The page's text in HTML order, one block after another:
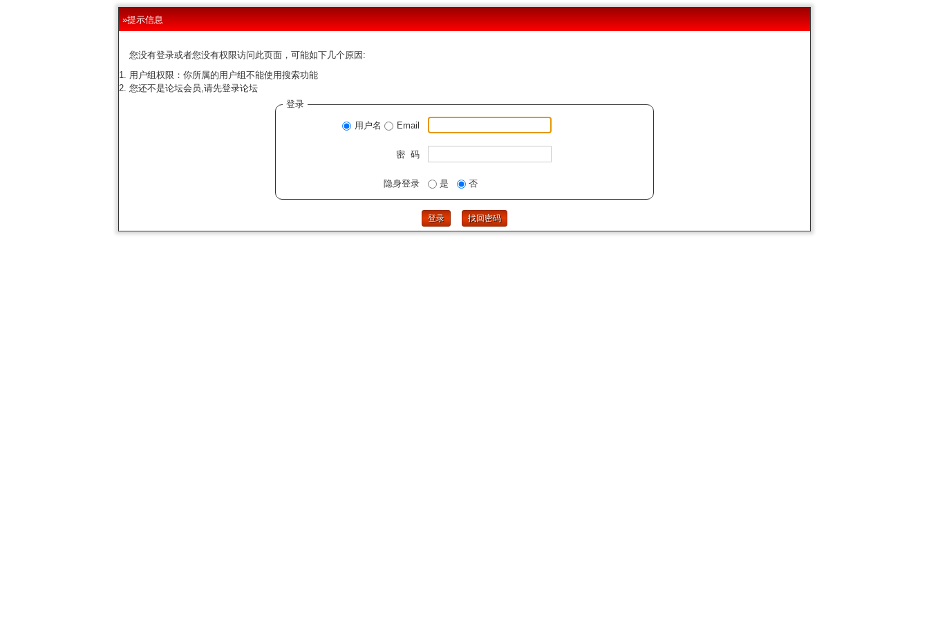
»提示信息
您没有登录或者您没有权限访问此页面，可能如下几个原因:
用户组权限：你所属的用户组不能使用搜索功能
您还不是论坛会员,请先登录论坛
登录
用户名 Email
密 码
隐身登录 是 否